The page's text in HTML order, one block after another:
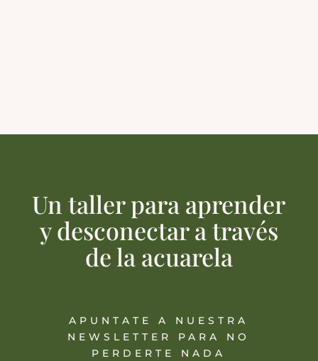
Un taller para aprender
y desconectar a través
de la acuarela
APUNTATE A NUESTRA
NEWSLETTER PARA NO
PERDERTE NADA